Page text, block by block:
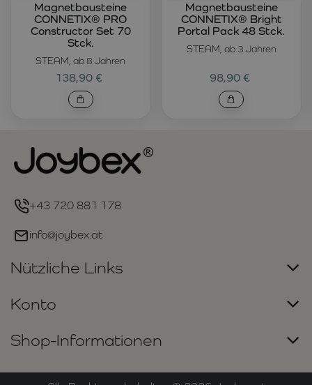
STEAM, ab 8 Jahren
Magnetbausteine
CONNETIX® PRO
Constructor Set 70
Stck.
138,90 €
STEAM, ab 3 Jahren
Magnetbausteine
CONNETIX® Bright
Portal Pack 48 Stck.
98,90 €
+43 720 881 178
info@joybex.at
Nützliche Links
Konto
Shop-Informationen